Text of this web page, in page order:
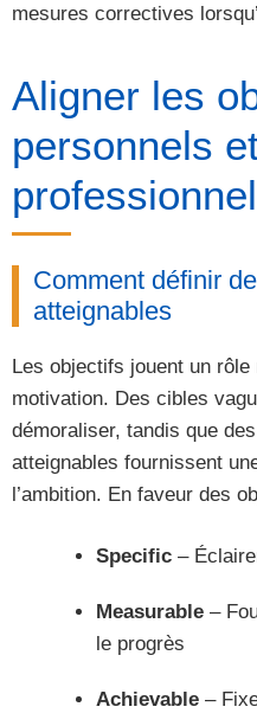
mesures correctives
Aligner les
personnels
Comment définir
atteignables
Les objectifs jouent un
motivation. Des cibles
démoraliser, tandis que
atteignables fournissent
l’ambition. En faveur des
Specific –
Measurable –
le progrès
Achievable –